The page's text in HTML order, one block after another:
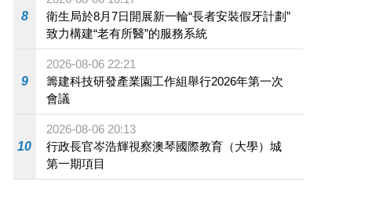
8
衛生局於8月7日開展新一輪“長者安裝假牙計劃”
致力構建“老有所醫”的服務系統
9
2026-08-06 22:21
籌建科技研發產業園工作組舉行2026年第一次
會議
10
2026-08-06 20:13
行政長官岑浩輝視察澳琴國際教育（大學）城
第一期項目